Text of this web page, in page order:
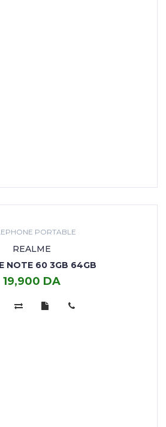
PORTABLE
REALME
NOTE 60 3GB 64GB
19,900 DA